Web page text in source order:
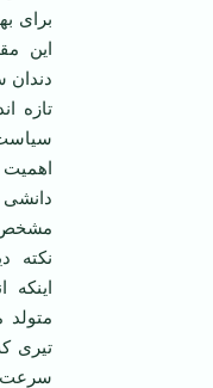
برای
این
دندان
تازه
نکته
اینکه
تیری
سرعت